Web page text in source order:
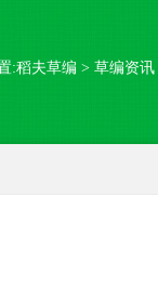
:稻夫草编 > 草编资讯